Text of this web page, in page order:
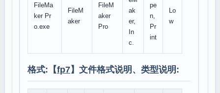
FileMa
ker Pr
o.exe
FileM
aker
FileM
aker
Pro
ak
er,
In
c.
pe
n,
Pr
int
Lo
w
格式:【fp7】文件格式说明、类型说明: